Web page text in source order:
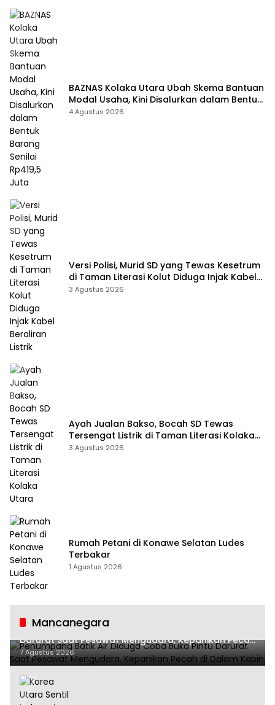
BAZNAS Kolaka Utara Ubah Skema Bantuan
Modal Usaha, Kini Disalurkan dalam Bentuk
Barang Senilai Rp419,5 Juta
4 Agustus 2026
Versi Polisi, Murid SD yang Tewas Kesetrum
di Taman Literasi Kolut Diduga Injak Kabel
Beraliran Listrik
3 Agustus 2026
Ayah Jualan Bakso, Bocah SD Tewas
Tersengat Listrik di Taman Literasi Kolaka
Utara
3 Agustus 2026
Rumah Petani di Konawe Selatan Ludes
Terbakar
1 Agustus 2026
Mancanegara
Penumpang Batik Air Diduga Coba Buka Pintu
Darurat Saat Pesawat Mengudara, Kepanikan Pecah
di Dalam Kabin
7 Agustus 2026